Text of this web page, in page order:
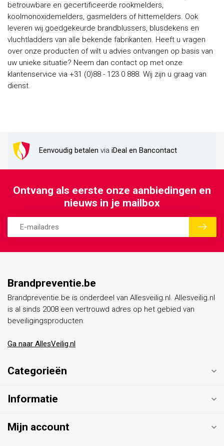
betrouwbare en gecertificeerde rookmelders,
koolmonoxidemelders, gasmelders of hittemelders. Ook
leveren wij goedgekeurde brandblussers, blusdekens en
vluchtladders van alle bekende fabrikanten. Heeft u vragen
over onze producten of wilt u advies ontvangen op basis van
uw unieke situatie? Neem dan contact op met onze
klantenservice via +31 (0)88 - 123 0 888. Wij zijn u graag van
dienst.
Eenvoudig betalen via iDeal en Bancontact
Ontvang als eerste onze aanbiedingen en
nieuws in je mailbox
Brandpreventie.be
Brandpreventie.be is onderdeel van Allesveilig.nl. Allesveilig.nl
is al sinds 2008 een vertrouwd adres op het gebied van
beveiligingsproducten.
Ga naar AllesVeilig.nl
Categorieën
Informatie
Mijn account